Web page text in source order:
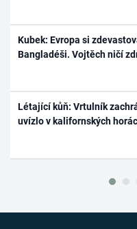
Kubek: Evropa si
Bangladéši. Vojtěch ničí
Létající kůň: Vrtulník
uvízlo v kalifornských